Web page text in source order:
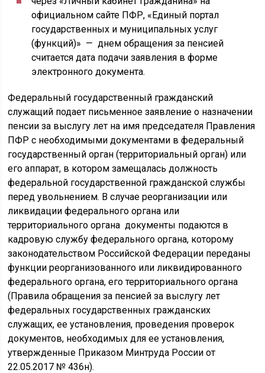
официальном сайте ПФР, «Единый портал
государственных и муниципальных услуг
(функций)» — днем обращения за пенсией
считается дата подачи заявления в форме
электронного документа.
Федеральный государственный гражданский
служащий подает письменное заявление о назначении
пенсии за выслугу лет на имя председателя Правления
ПФР с необходимыми документами в федеральный
государственный орган (территориальный орган) или
его аппарат, в котором замещалась должность
федеральной государственной гражданской службы
перед увольнением. В случае реорганизации или
ликвидации федерального органа или
территориального органа документы подаются в
кадровую службу федерального органа, которому
законодательством Российской Федерации переданы
функции реорганизованного или ликвидированного
федерального органа, его территориального органа
(Правила обращения за пенсией за выслугу лет
федеральных государственных гражданских
служащих, ее установления, проведения проверок
документов, необходимых для ее установления,
утвержденные Приказом Минтруда России от
22.05.2017 № 436н).